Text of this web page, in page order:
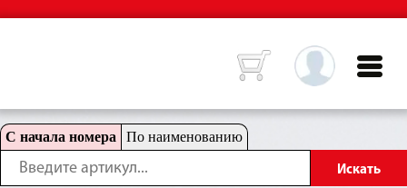
С начала номера По наименованию